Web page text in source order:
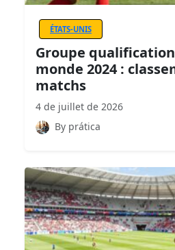
ÉTATS-UNIS
Groupe
monde 2024 :
matchs
4 de juillet de 2026
By prática